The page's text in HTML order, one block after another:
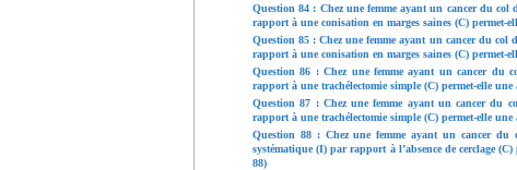
Question 84 : Chez une femme ayant un cancer du
rapport à une conisation en marges saines (C)
Question 85 : Chez une femme ayant un cancer du col
rapport à une conisation en marges saines (C)
Question 86 : Chez une femme ayant un cancer du
rapport à une trachélectomie simple (C) permet-elle
Question 87 : Chez une femme ayant un cancer du
rapport à une trachélectomie simple (C) permet-elle
Question 88 : Chez une femme ayant un cancer du
systématique (I) par rapport à l’absence de cerclage
88)